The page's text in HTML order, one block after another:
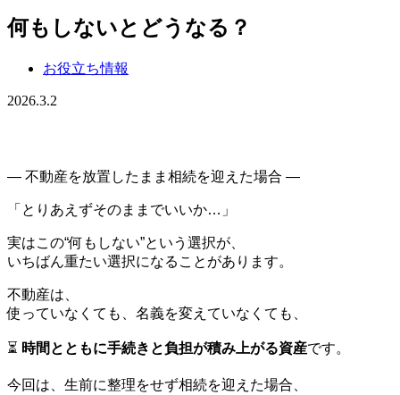
何もしないとどうなる？
お役立ち情報
2026.3.2
― 不動産を放置したまま相続を迎えた場合 ―
「とりあえずそのままでいいか…」
実はこの“何もしない”という選択が、
いちばん重たい選択になることがあります。
不動産は、
使っていなくても、名義を変えていなくても、
⏳ 時間とともに手続きと負担が積み上がる資産です。
今回は、生前に整理をせず相続を迎えた場合、